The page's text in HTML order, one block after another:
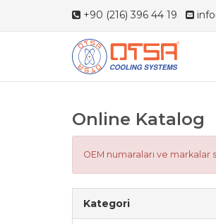
+90 (216) 396 44 19
Online Katalog
OEM numaraları ve markalar
Kategori